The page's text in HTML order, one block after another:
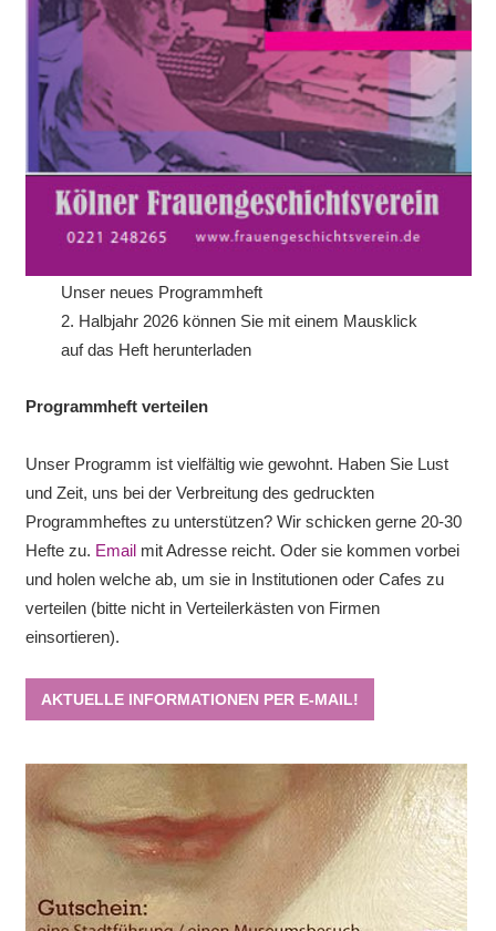
Unser neues Programmheft
2. Halbjahr 2026 können Sie mit einem Mausklick
auf das Heft herunterladen
Programmheft verteilen
Unser Programm ist vielfältig wie gewohnt. Haben Sie Lust
und Zeit, uns bei der Verbreitung des gedruckten
Programmheftes zu unterstützen? Wir schicken gerne 20-30
Hefte zu. Emailmit Adresse reicht. Oder sie kommen vorbei
und holen welche ab, um sie in Institutionen oder Cafes zu
verteilen (bitte nicht in Verteilerkästen von Firmen
einsortieren).
AKTUELLE INFORMATIONEN PER E-MAIL!